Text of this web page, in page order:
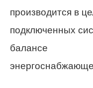
производится в
подключенных
балансе